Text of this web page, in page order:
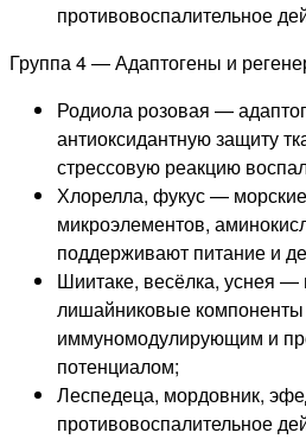
противовоспалительное
Группа 4 — Адаптогены и
Родиола розовая —
антиоксидантную защиту
стрессовую реакцию
Хлорелла, фукус —
микроэлементов,
поддерживают питание и
Шиитаке, весёлка, уснея —
лишайниковые
иммуномодулирующим и
потенциалом;
Леспедеца, мордовник,
противовоспалительное